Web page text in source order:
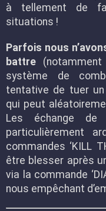
à tellement de
situations !
Parfois nous
battre
système de
tentative de tuer un
qui peut
Les échange
particulièrement
commandes ‘KILL
être blesser après
via la commande
nous empêchant